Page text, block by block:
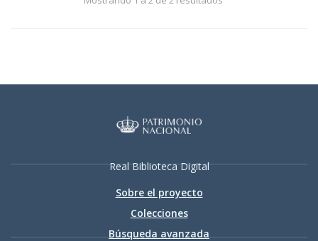
Real Biblioteca Digital
Sobre el proyecto
Colecciones
Búsqueda avanzada